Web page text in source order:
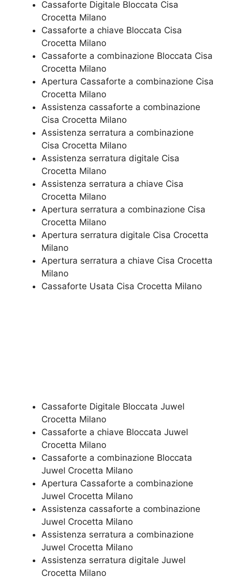
Cassaforte Digitale Bloccata​ Cisa
Crocetta Milano
Cassaforte a chiave Bloccata​ Cisa
Crocetta Milano
Cassaforte a combinazione Bloccata​ Cisa
Crocetta Milano
​Apertura Cassaforte a combinazione​ Cisa
Crocetta Milano
Assistenza cassaforte a combinazione​
Cisa Crocetta Milano
​Assistenza serratura​ ​a combinazione​
Cisa Crocetta Milano
Assistenza serratura ​digitale​ Cisa
Crocetta Milano
Assistenza serratura ​a chiave​ Cisa
Crocetta Milano
​Apertura serratura​ ​a combinazione​ Cisa
Crocetta Milano
Apertura serratura​ ​digitale​ Cisa Crocetta
Milano
​Apertura serratura​ ​a chiave​ Cisa Crocetta
Milano
​Cassaforte Usata​ Cisa Crocetta Milano
Cassaforte Digitale Bloccata Juwel
Crocetta Milano
Cassaforte a chiave Bloccata Juwel
Crocetta Milano
Cassaforte a combinazione Bloccata
Juwel Crocetta Milano
​Apertura Cassaforte a combinazione
Juwel Crocetta Milano
Assistenza cassaforte a combinazione
Juwel Crocetta Milano
​Assistenza serratura​ ​a combinazione
Juwel Crocetta Milano
Assistenza serratura ​digitale Juwel
Crocetta Milano